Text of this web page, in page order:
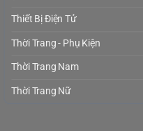
Thiết Bị Điện Tử
Thời Trang - Phụ Kiện
Thời Trang Nam
Thời Trang Nữ